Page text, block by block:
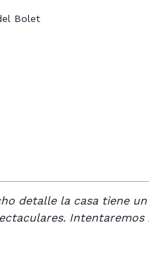
Bolet
detalle la casa tiene